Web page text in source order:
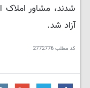
شدند، مشاور
آزاد شد.
کد مطلب2772776